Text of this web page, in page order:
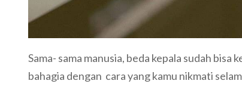
Sama- sama manusia, beda kepala sudah bisa
bahagia dengan cara yang kamu nikmati